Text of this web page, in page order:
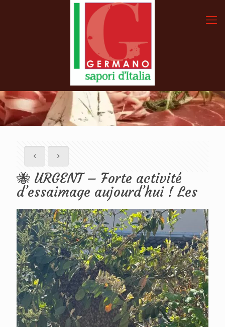
🐝 URGENT – Forte activité
d’essaimage aujourd’hui ! Les